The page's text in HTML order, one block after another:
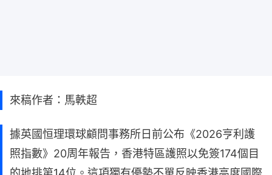
來稿作者：馬軼超
據英國恒理環球顧問事務所日前公布《2026亨利護
照指數》20周年報告，香港特區護照以免簽174個目